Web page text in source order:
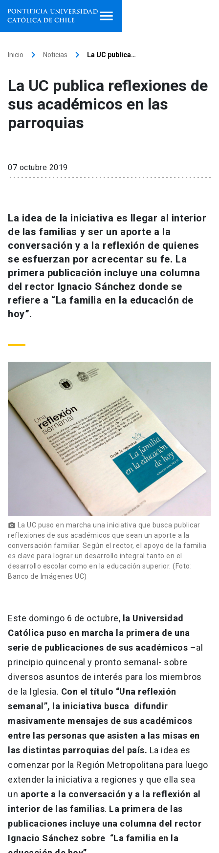
Facultades, escuelas e
institutos
Investigación
Extensión
Universidad
Información para keyboard_arrow_down
Futuros estudiantes
Estudiantes
Personal
launch
Padres y familia
Vecinos launch
Go to english site launch
ACCESOS DIRECTOS
Admisión
Correo UC launch
Mi Portal UC launch
Medios Biblioteca
Donaciones launch
Inicio keyboard_arrow_right Noticias keyboard_arrow_right La UC publica…
La UC publica reflexiones de
sus académicos en las
parroquias
07 octubre 2019
La idea de la iniciativa es llegar al interior
de las familias y ser un aporte a la
conversación y a la reflexión de quienes
se esfuerzan por acrecentar su fe. La
primera publicación incluye una columna
del rector Ignacio Sánchez donde se
refiere a “La familia en la educación de
hoy”.
photo_camera La UC puso en marcha una iniciativa que busca publicar
reflexiones de sus académicos que sean un aporte a la
conversación familiar. Según el rector, el apoyo de la familia
es clave para lograr un desarrollo integral tanto en el
desarrollo escolar como en la educación superior. (Foto:
Banco de Imágenes UC)
Este domingo 6 de octubre, la Universidad
Católica puso en marcha la primera de una
serie de publicaciones de sus académicos –al
principio quincenal y pronto semanal- sobre
diversos asuntos de interés para los miembros
de la Iglesia. Con el título “Una reflexión
semanal”, la iniciativa busca difundir
masivamente mensajes de sus académicos
entre las personas que asisten a las misas en
las distintas parroquias del país. La idea es
comenzar por la Región Metropolitana para luego
extender la iniciativa a regiones y que ella sea
un aporte a la conversación y a la reflexión al
interior de las familias. La primera de las
publicaciones incluye una columna del rector
Ignacio Sánchez sobre “La familia en la